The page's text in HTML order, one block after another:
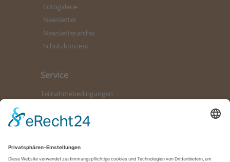
Fotogalerie
Newsletter
Newsletterarchiv
Schutzkonzept
Service
Teilnahmebedingungen
Bürozeiten
Impressum